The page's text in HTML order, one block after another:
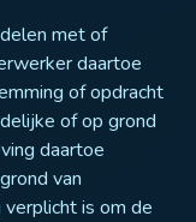
met of
daartoe
of opdracht
of op grond
daartoe
van
is om de